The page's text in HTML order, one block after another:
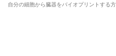
自分の細胞から臓器をバイオプリントする